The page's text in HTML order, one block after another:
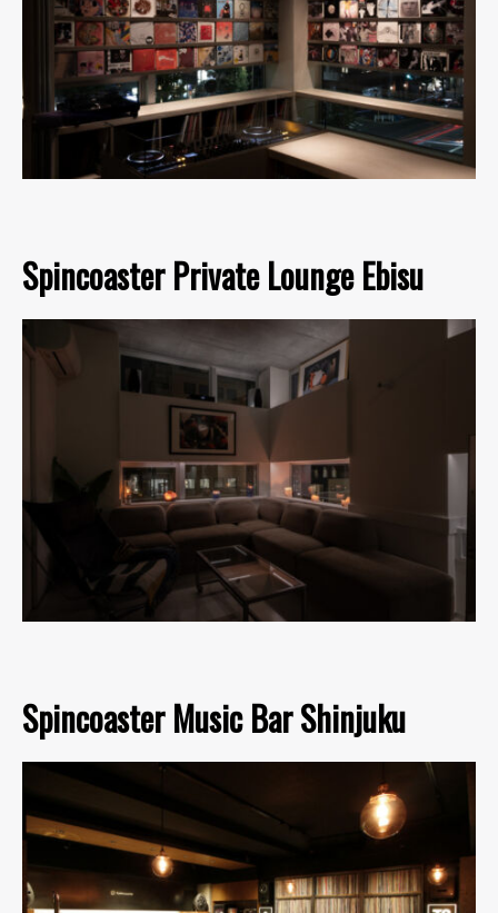
Spincoaster Private Lounge Ebisu
Spincoaster Music Bar Shinjuku